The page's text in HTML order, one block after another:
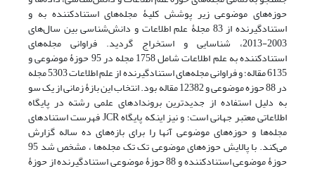
حوزه‌های موضوعی زیر پوشش کلیۀ مجله‌های استنادکننده به و
استنادگیرنده از 83 مجلۀ علم اطلاعات و دانش‌شناسی بین سال‌های
2003-2013، شناسایی و استخراج گردید. فراوانی مجله‌های
استنادکننده به علم اطلاعات شامل 1758 مجله در 95 حوزۀ موضوعی و
6135 مقاله؛ و فراوانی مجله‌های استنادگیرنده از علم اطلاعات 5303 مجله
در 88 حوزه موضوعی و 12382 مقاله بود. انتخاب این بازۀ زمانی از یک سو
به دلیل استفاده از جدیدترین بروندادهای علمی رشته در پایگاه
اطلاعاتی معتبر جهانی است؛ و نیز اینکه پایگاه JCR فهرست استنادهای
مجله‌ها و حوزه‌های موضوعی آنها را برای بازه‌های ده ساله گزارش
می‌کند. با پالایش حوزه‌های موضوعی تک تک مجله‌ها ، مشخص شد 95
حوزۀ موضوعی استنادکننده و 88 حوزۀ موضوعی استنادگیرنده از حوزۀ